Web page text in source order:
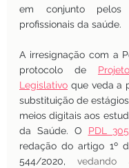
em conjunto pelos
profissionais da saúde.
A irresignação com a
protocolo de
Legislativo que veda a
substituição de
meios digitais aos
da Saúde. O PDL
redação do artigo 1º
544/2020, vedando